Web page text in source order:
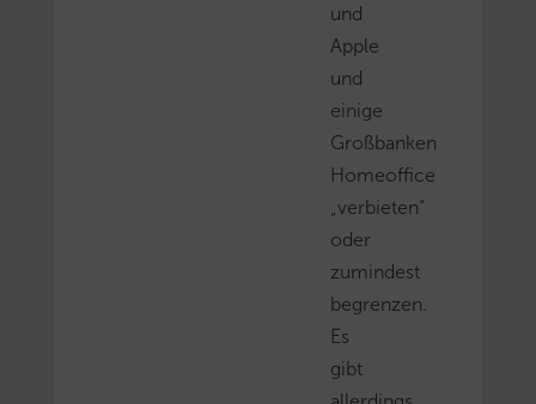
und
Apple
und
einige
Großbanken
Homeoffice
„verbieten“
oder
zumindest
begrenzen.
Es
gibt